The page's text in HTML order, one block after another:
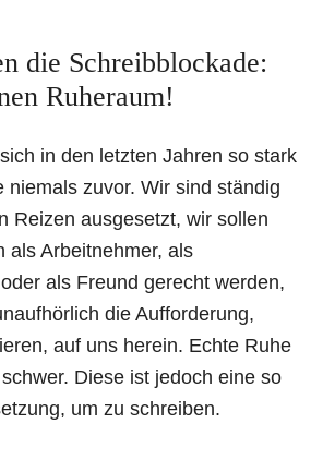
die Schreibblockade:
Ruheraum!
in den letzten Jahren so stark
niemals zuvor. Wir sind ständig
Reizen ausgesetzt, wir sollen
als Arbeitnehmer, als
als Freund gerecht werden,
die Aufforderung,
auf uns herein. Echte Ruhe
Diese ist jedoch eine so
um zu schreiben.